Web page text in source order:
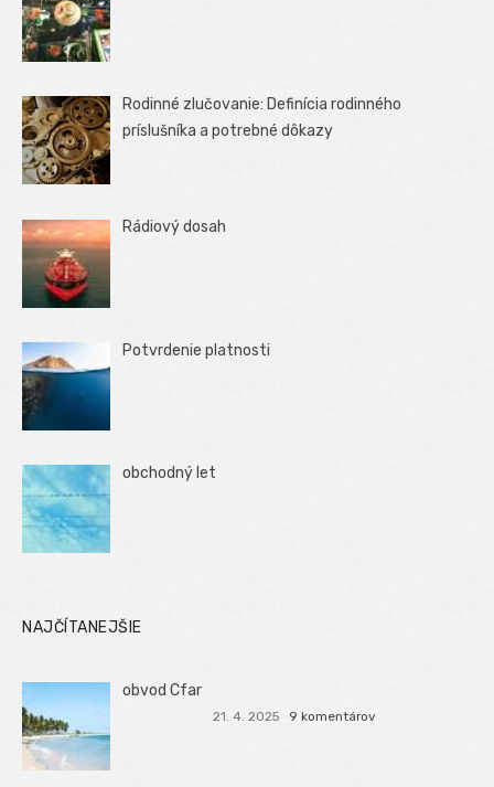
Rodinné zlučovanie: Definícia rodinného
príslušníka a potrebné dôkazy
Rádiový dosah
Potvrdenie platnosti
obchodný let
NAJČÍTANEJŠIE
obvod Cfar
21. 4. 2025 9 komentárov